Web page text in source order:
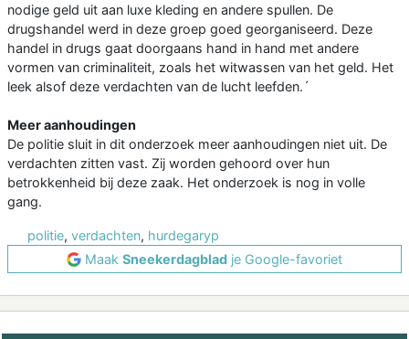
nodige geld uit aan luxe kleding en andere spullen. De
drugshandel werd in deze groep goed georganiseerd. Deze
handel in drugs gaat doorgaans hand in hand met andere
vormen van criminaliteit, zoals het witwassen van het geld. Het
leek alsof deze verdachten van de lucht leefden.´
Meer aanhoudingen
De politie sluit in dit onderzoek meer aanhoudingen niet uit. De
verdachten zitten vast. Zij worden gehoord over hun
betrokkenheid bij deze zaak. Het onderzoek is nog in volle
gang.
politie, verdachten, hurdegaryp
Maak Sneekerdagblad je Google-favoriet